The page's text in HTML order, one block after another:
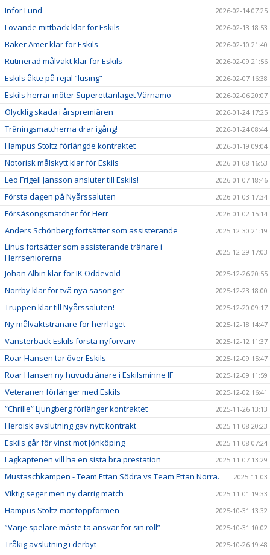
Inför Lund 2026-02-14 07:25
Lovande mittback klar för Eskils 2026-02-13 18:53
Baker Amer klar för Eskils 2026-02-10 21:40
Rutinerad målvakt klar för Eskils 2026-02-09 21:56
Eskils åkte på rejäl ”lusing” 2026-02-07 16:38
Eskils herrar möter Superettanlaget Värnamo 2026-02-06 20:07
Olycklig skada i årspremiären 2026-01-24 17:25
Träningsmatcherna drar igång! 2026-01-24 08:44
Hampus Stoltz förlängde kontraktet 2026-01-19 09:04
Notorisk målskytt klar för Eskils 2026-01-08 16:53
Leo Frigell Jansson ansluter till Eskils! 2026-01-07 18:46
Första dagen på Nyårssaluten 2026-01-03 17:34
Försäsongsmatcher för Herr 2026-01-02 15:14
Anders Schönberg fortsätter som assisterande 2025-12-30 21:19
Linus fortsätter som assisterande tränare i
Herrseniorerna
2025-12-29 17:03
Johan Albin klar för IK Oddevold 2025-12-26 20:55
Norrby klar för två nya säsonger 2025-12-23 18:00
Truppen klar till Nyårssaluten! 2025-12-20 09:17
Ny målvaktstränare för herrlaget 2025-12-18 14:47
Vänsterback Eskils första nyförvärv 2025-12-12 11:37
Roar Hansen tar över Eskils 2025-12-09 15:47
Roar Hansen ny huvudtränare i Eskilsminne IF 2025-12-09 11:59
Veteranen förlänger med Eskils 2025-12-02 16:41
”Chrille” Ljungberg förlänger kontraktet 2025-11-26 13:13
Heroisk avslutning gav nytt kontrakt 2025-11-08 20:23
Eskils går för vinst mot Jönköping 2025-11-08 07:24
Lagkaptenen vill ha en sista bra prestation 2025-11-07 13:29
Mustaschkampen - Team Ettan Södra vs Team Ettan Norra. 2025-11-03
Viktig seger men ny darrig match 2025-11-01 19:33
Hampus Stoltz mot toppformen 2025-10-31 13:32
”Varje spelare måste ta ansvar för sin roll” 2025-10-31 10:02
Tråkig avslutning i derbyt 2025-10-26 19:48